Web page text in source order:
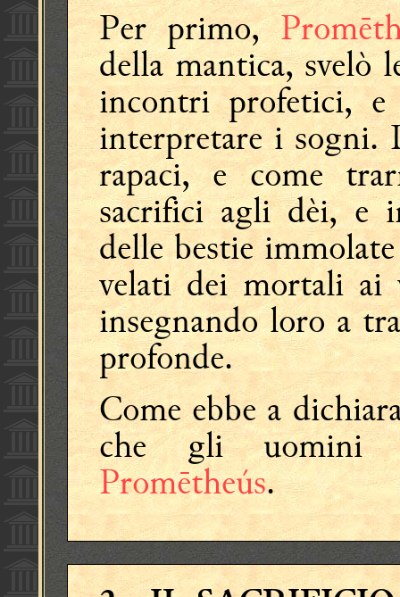
Per primo,
della mantica, svelò
incontri profetici, e
interpretare i sogni.
rapaci, e come
sacrifici agli dèi, e
delle bestie
velati dei mortali ai
insegnando loro a
profonde.
Come ebbe a
che gli uomini
Promētheús.